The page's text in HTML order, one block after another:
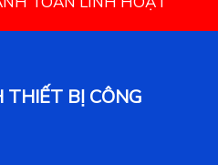
THIẾT BỊ CÔNG